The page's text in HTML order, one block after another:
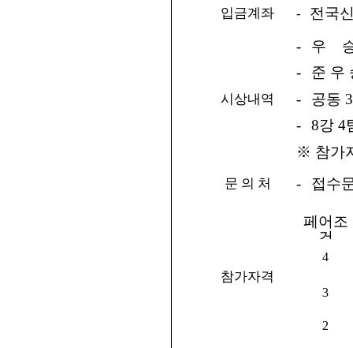
입금계좌 - 전국
시상내역
-
우 승
-
준 우
-
공동
-
8강 4
※ 참가
문 의 처 - 접수
참가자격
페어조
건
4
3
2